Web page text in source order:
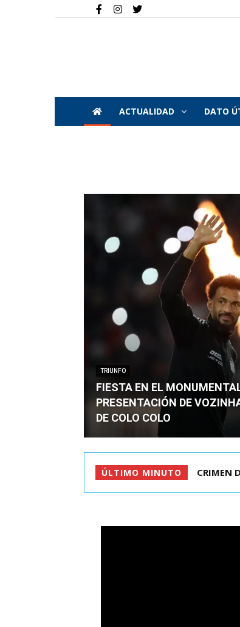
ACTUALIDAD DATO
TRIUNFO
FIESTA EN EL
PRESENTACIÓN DE
DE COLO COLO
ÚLTIMO MINUTO CRIMEN